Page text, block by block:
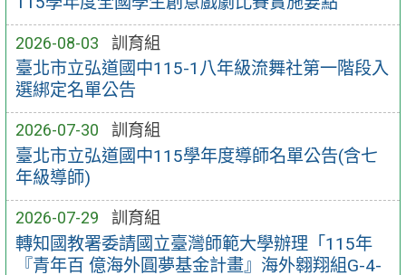
2026-08-03 訓育組
臺北市立弘道國中115-1八年級流舞社第一階段入
選綁定名單公告
2026-07-30 訓育組
臺北市立弘道國中115學年度導師名單公告(含七
年級導師)
2026-07-29 訓育組
轉知國教署委請國立臺灣師範大學辦理「115年
『青年百 億海外圓夢基金計畫』海外翱翔組G-4-